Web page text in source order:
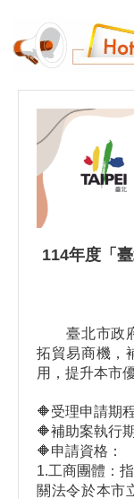
114年度「
臺北市政府
拓貿易商機，
用，提升本市
🔶受理申請期
🔶補助案執行
🔶申請資格：
1.工商團體：
關法令於本市